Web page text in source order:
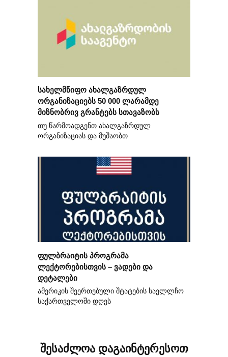
სახელმწიფო ახალგაზრდულ
ორგანიზაციებს 50 000 ლარამდე
მიზნობრივ გრანტებს სთავაზობს
თუ წარმოადგენთ ახალგაზრდულ
ორგანიზაციას და მუშაობთ
ფულბრაიტის პროგრამა
ლექტორებისთვის – ვადები და
დეტალები
ამერიკის შეერთებული შტატების საელლჩო
საქართველოში დღეს
შესაძლოა დაგაინტერესოთ